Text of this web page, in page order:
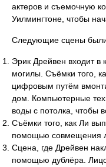
актеров и съемочную
Уилмингтоне, чтобы
Следующие сцены
Эрик Дрейвен входит в
могилы. Съёмки того,
цифровым путём
дом. Компьютерные
воды с потолка, чтобы
Съёмки того, как Ли
помощью совмещения
Сцена, где Дрейвен
помощью дублёра.